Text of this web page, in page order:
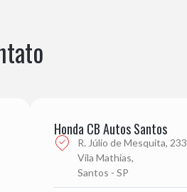
Honda CB Autos Santos
R. Júlio de Mesquita, 233
Vila Mathias,
Santos - SP